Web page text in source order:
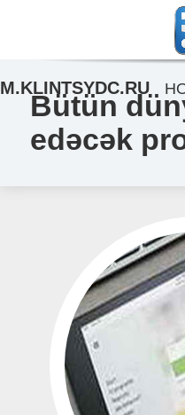
Bütün
edəcək
M.KLINTSYDC.RU